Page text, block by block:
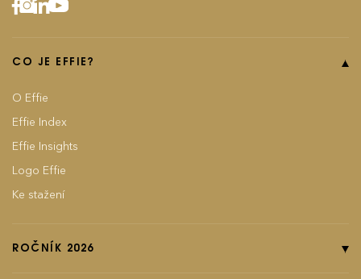
CO JE EFFIE?
O Effie
Effie Index
Effie Insights
Logo Effie
Ke stažení
ROČNÍK 2026